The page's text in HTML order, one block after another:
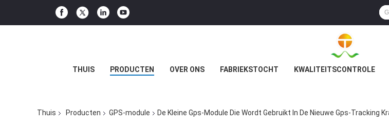
THUIS PRODUCTEN OVER ONS FABRIEKSTOCHT KWALITEITSCONTROLE
Thuis Producten GPS-module De Kleine Gps-Module Die Wordt Gebruikt In De Nieuwe Gps-Tracking